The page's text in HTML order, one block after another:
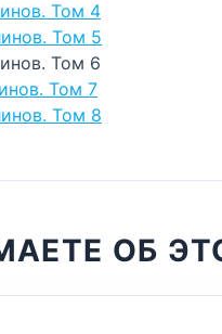
Том 4
Том 5
Том 6
Том 7
Том 8
ОБ